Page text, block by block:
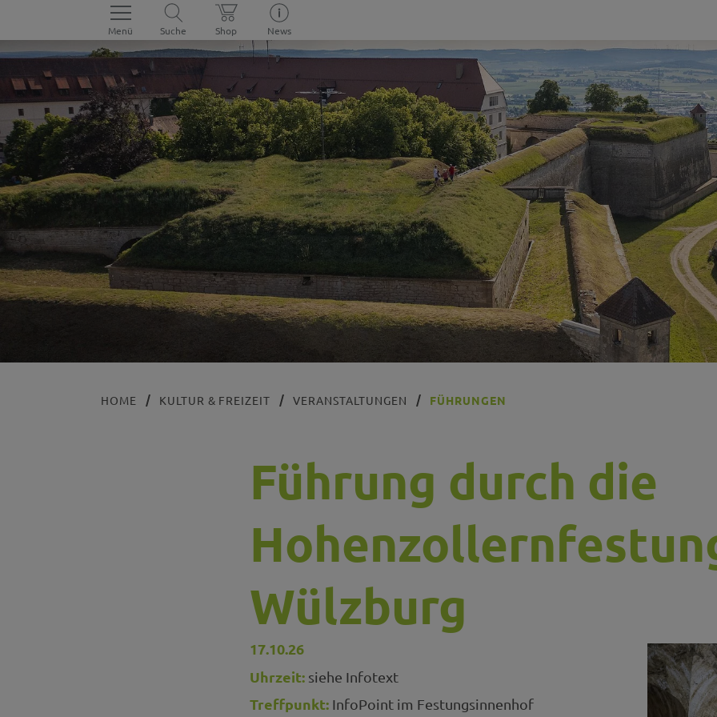
Menü Suche Shop News
HOME KULTUR & FREIZEIT VERANSTALTUNGEN FÜHRUNGEN
Führung durch die
Wülzburg
17.10.26
Uhrzeit: siehe Infotext
Treffpunkt: InfoPoint im Festungsinnenhof